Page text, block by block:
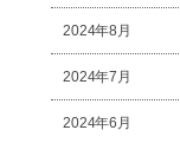
2024年8月
2024年7月
2024年6月